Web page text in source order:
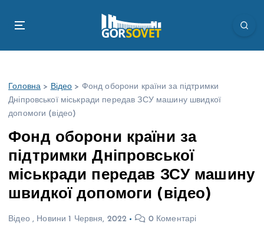
Головна > Відео > Фонд оборони країни за підтримки
Дніпровської міськради передав ЗСУ машину швидкої
допомоги (відео)
Фонд оборони країни за
підтримки Дніпровської
міськради передав ЗСУ машину
швидкої допомоги (відео)
Відео, Новини 1 Червня, 2022 0 Коментарі